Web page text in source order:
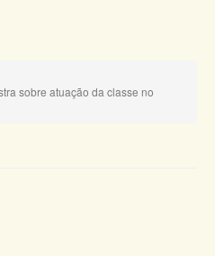
sobre atuação da classe no